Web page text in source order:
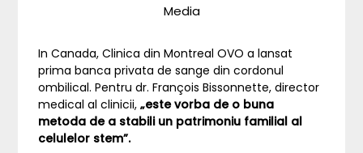
Media
In Canada, Clinica din Montreal OVO a lansat
prima banca privata de sange din cordonul
ombilical. Pentru dr. François Bissonnette, director
medical al clinicii,„este vorba de o buna
metoda de a stabili un patrimoniu familial al
celulelor stem”.